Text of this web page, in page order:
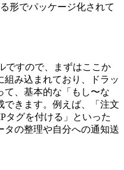
形でパッケージ化されて
ですので、まずはここか
組み込まれており、ドラッ
て、基本的な「もし〜な
できます。例えば、「注文
タグを付ける」といった
タの整理や自分への通知送